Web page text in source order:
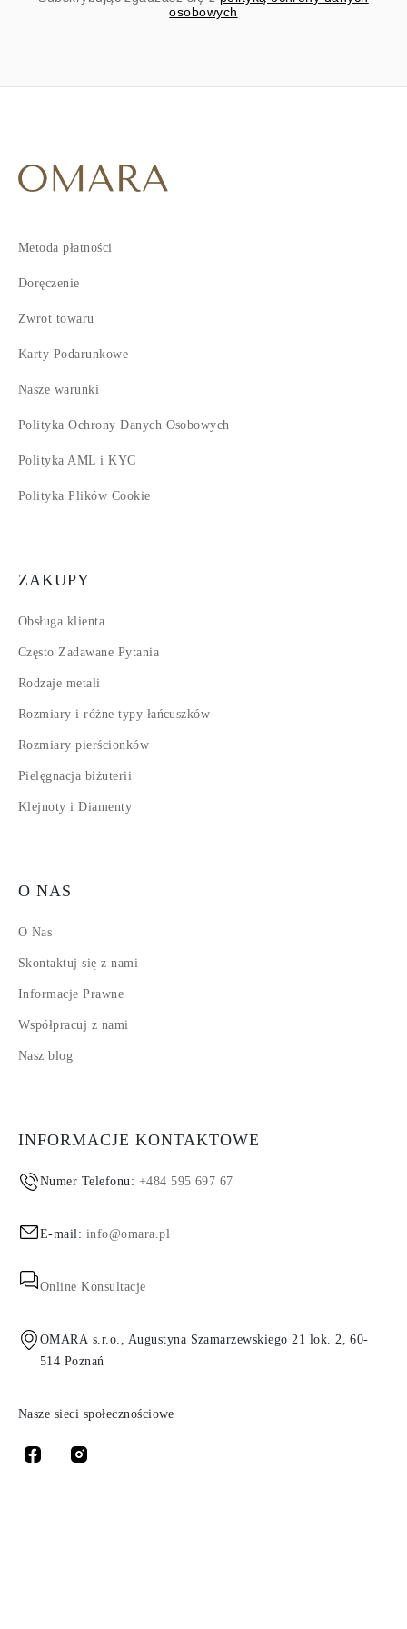
osobowych
Metoda płatności
Doręczenie
Zwrot towaru
Karty Podarunkowe
Nasze warunki
Polityka Ochrony Danych Osobowych
Polityka AML i KYC
Polityka Plików Cookie
ZAKUPY
Obsługa klienta
Często Zadawane Pytania
Rodzaje metali
Rozmiary i różne typy łańcuszków
Rozmiary pierścionków
Pielęgnacja biżuterii
Klejnoty i Diamenty
O NAS
O Nas
Skontaktuj się z nami
Informacje Prawne
Współpracuj z nami
Nasz blog
INFORMACJE KONTAKTOWE
Numer Telefonu: +484 595 697 67
E-mail: info@omara.pl
Online Konsultacje
OMARA s.r.o., Augustyna Szamarzewskiego 21 lok. 2, 60-
514 Poznań
Nasze sieci społecznościowe